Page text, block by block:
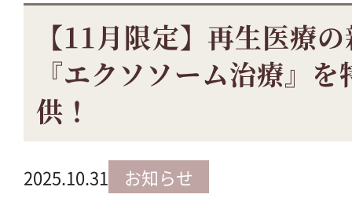
【11月限定】再生医療
『エクソソーム治療』
供！
2025.10.31 お知らせ